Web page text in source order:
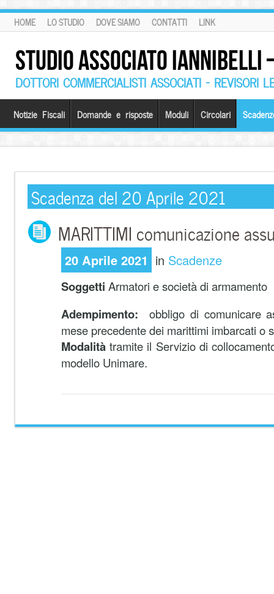
HOME LO STUDIO DOVE SIAMO CONTATTI LINK
STUDIO ASSOCIATO
DOTTORI COMMERCIALISTI ASSOCIATI – REVISORI
Notizie Fiscali Domande e risposte Moduli Circolari
Scadenza del 20 Aprile 2021
MARITTIMI comunicazione
20 Aprile 2021 in Scadenze
Soggetti Armatori e società di armamento
Adempimento: obbligo di comunicare
mese precedente dei marittimi imbarcati o
Modalitàtramite il Servizio di
modello Unimare.